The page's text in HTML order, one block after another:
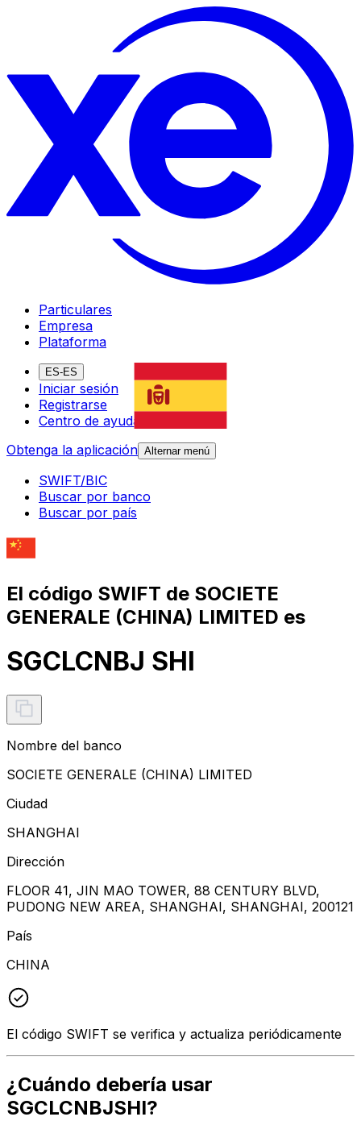
Particulares
Empresa
Plataforma
ES-ES
Iniciar sesión
Registrarse
Centro de ayuda
Obtenga la aplicación Alternar menú
SWIFT/BIC
Buscar por banco
Buscar por país
El código SWIFT de SOCIETE
GENERALE (CHINA) LIMITED es
SGCLCNBJ SHI
Nombre del banco
SOCIETE GENERALE (CHINA) LIMITED
Ciudad
SHANGHAI
Dirección
FLOOR 41, JIN MAO TOWER, 88 CENTURY BLVD,
PUDONG NEW AREA, SHANGHAI, SHANGHAI, 200121
País
CHINA
El código SWIFT se verifica y actualiza periódicamente
¿Cuándo debería usar
SGCLCNBJSHI?